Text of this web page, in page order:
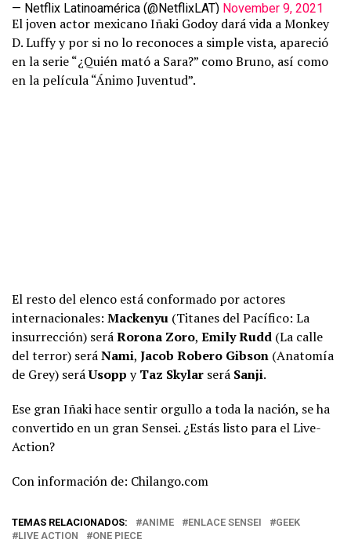
— Netflix Latinoamérica (@NetflixLAT) November 9, 2021
El joven actor mexicano Iñaki Godoy dará vida a Monkey
D. Luffy y por si no lo reconoces a simple vista, apareció
en la serie “¿Quién mató a Sara?” como Bruno, así como
en la película “Ánimo Juventud”.
El resto del elenco está conformado por actores
internacionales: Mackenyu (Titanes del Pacífico: La
insurrección) seráRorona Zoro, Emily Rudd (La calle
del terror) seráNami, Jacob Robero Gibson (Anatomía
de Grey) seráUsopp yTaz Skylar será Sanji.
Ese gran Iñaki hace sentir orgullo a toda la nación, se ha
convertido en un gran Sensei. ¿Estás listo para el Live-
Action?
Con información de: Chilango.com
TEMAS RELACIONADOS: ANIME ENLACE SENSEI
GEEK
LIVE ACTION
ONE PIECE